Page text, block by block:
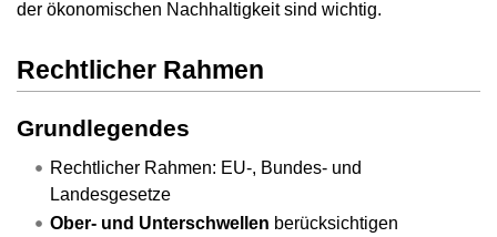
der ökonomischen Nachhaltigkeit sind wichtig.
Rechtlicher Rahmen
Grundlegendes
Rechtlicher Rahmen: EU-, Bundes- und
Landesgesetze
Ober- und Unterschwellen berücksichtigen